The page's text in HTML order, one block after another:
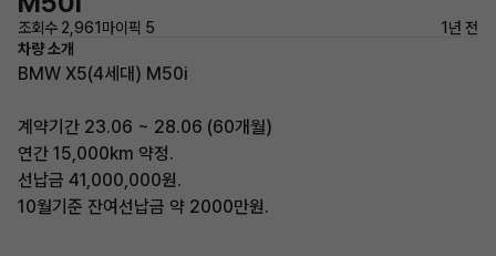
조회수 2,961 마이픽 5
1년 전
차량 소개
BMW X5(4세대) M50i
계약기간 23.06 ~ 28.06 (60개월)
연간 15,000km 약정.
선납금 41,000,000원.
10월기준 잔여선납금 약 2000만원.